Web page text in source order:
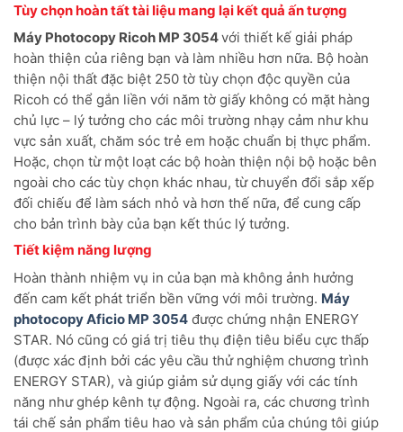
Tùy chọn hoàn tất tài liệu mang lại kết quả ấn tượng
Máy Photocopy Ricoh MP 3054với thiết kế giải pháp
hoàn thiện của riêng bạn và làm nhiều hơn nữa. Bộ hoàn
thiện nội thất đặc biệt 250 tờ tùy chọn độc quyền của
Ricoh có thể gắn liền với năm tờ giấy không có mặt hàng
chủ lực – lý tưởng cho các môi trường nhạy cảm như khu
vực sản xuất, chăm sóc trẻ em hoặc chuẩn bị thực phẩm.
Hoặc, chọn từ một loạt các bộ hoàn thiện nội bộ hoặc bên
ngoài cho các tùy chọn khác nhau, từ chuyển đổi sắp xếp
đối chiếu để làm sách nhỏ và hơn thế nữa, để cung cấp
cho bản trình bày của bạn kết thúc lý tưởng.
Tiết kiệm năng lượng
Hoàn thành nhiệm vụ in của bạn mà không ảnh hưởng
đến cam kết phát triển bền vững với môi trường. Máy
photocopy Aficio MP 3054 được chứng nhận ENERGY
STAR. Nó cũng có giá trị tiêu thụ điện tiêu biểu cực thấp
(được xác định bởi các yêu cầu thử nghiệm chương trình
ENERGY STAR), và giúp giảm sử dụng giấy với các tính
năng như ghép kênh tự động. Ngoài ra, các chương trình
tái chế sản phẩm tiêu hao và sản phẩm của chúng tôi giúp